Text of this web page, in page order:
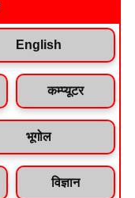
English
कम्प्यूटर
भूगोल
विज्ञान